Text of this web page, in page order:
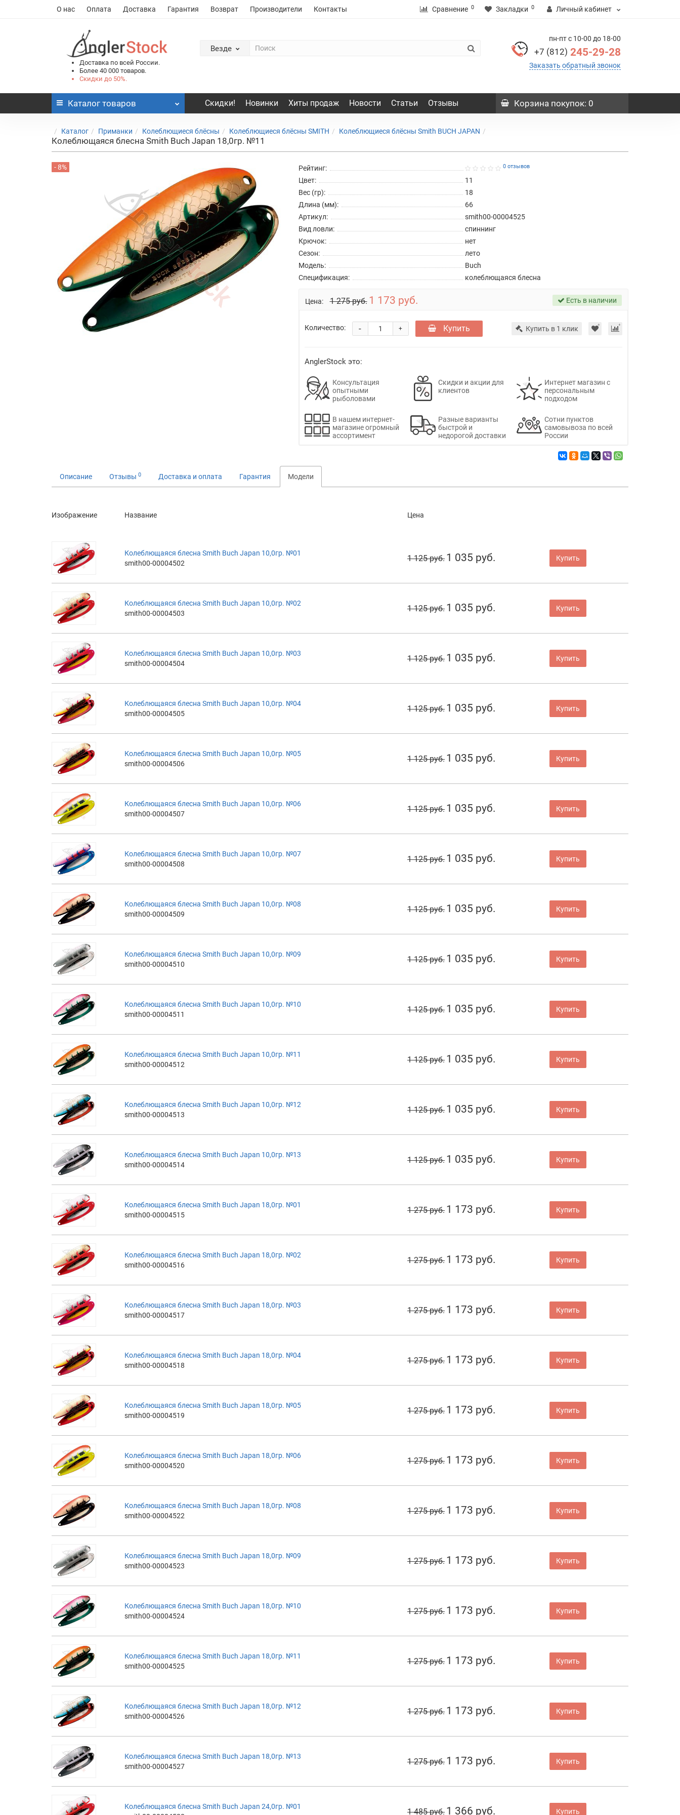
О нас Оплата Доставка Гарантия Возврат Производители Контакты Сравнение 0 Закладки 0 Личный кабинет
Доставка по всей России.
Более 40 000 товаров.
Скидки до 50%.
Везде
пн-пт с 10-00 до 18-00
+7 (812) 245-29-28
Заказать обратный звонок
Каталог товаров Скидки! Новинки Хиты продаж Новости Статьи Отзывы Корзина покупок: 0
Каталог Приманки Колеблющиеся блёсны Колеблющиеся блёсны SMITH Колеблющиеся блёсны Smith BUCH JAPAN
Колеблющаяся блесна Smith Buch Japan 18,0гр. №11
- 8% Рейтинг: 0 отзывов
Цвет:
11
Вес (гр):
18
Длина (мм):
66
Артикул:
smith00-00004525
Вид ловли:
спиннинг
Крючок:
нет
Сезон:
лето
Модель:
Buch
Спецификация:
колеблющаяся блесна
Цена: 1 275 руб. 1 173 руб. Есть в наличии
Количество: +
- Купить Купить в 1 клик
AnglerStock это:
Консультация
опытными
рыболовами
Скидки и акции для
клиентов
Интернет магазин с
персональным
подходом
В нашем интернет-
магазине огромный
ассортимент
Разные варианты
быстрой и
недорогой доставки
Сотни пунктов
самовывоза по всей
России
Описание Отзывы 0 Доставка и оплата Гарантия Модели
Изображение Название Цена
Колеблющаяся блесна Smith Buch Japan 10,0гр. №01
smith00-00004502
1 125 руб. 1 035 руб. Купить
Колеблющаяся блесна Smith Buch Japan 10,0гр. №02
smith00-00004503
1 125 руб. 1 035 руб. Купить
Колеблющаяся блесна Smith Buch Japan 10,0гр. №03
smith00-00004504
1 125 руб. 1 035 руб. Купить
Колеблющаяся блесна Smith Buch Japan 10,0гр. №04
smith00-00004505
1 125 руб. 1 035 руб. Купить
Колеблющаяся блесна Smith Buch Japan 10,0гр. №05
smith00-00004506
1 125 руб. 1 035 руб. Купить
Колеблющаяся блесна Smith Buch Japan 10,0гр. №06
smith00-00004507
1 125 руб. 1 035 руб. Купить
Колеблющаяся блесна Smith Buch Japan 10,0гр. №07
smith00-00004508
1 125 руб. 1 035 руб. Купить
Колеблющаяся блесна Smith Buch Japan 10,0гр. №08
smith00-00004509
1 125 руб. 1 035 руб. Купить
Колеблющаяся блесна Smith Buch Japan 10,0гр. №09
smith00-00004510
1 125 руб. 1 035 руб. Купить
Колеблющаяся блесна Smith Buch Japan 10,0гр. №10
smith00-00004511
1 125 руб. 1 035 руб. Купить
Колеблющаяся блесна Smith Buch Japan 10,0гр. №11
smith00-00004512
1 125 руб. 1 035 руб. Купить
Колеблющаяся блесна Smith Buch Japan 10,0гр. №12
smith00-00004513
1 125 руб. 1 035 руб. Купить
Колеблющаяся блесна Smith Buch Japan 10,0гр. №13
smith00-00004514
1 125 руб. 1 035 руб. Купить
Колеблющаяся блесна Smith Buch Japan 18,0гр. №01
smith00-00004515
1 275 руб. 1 173 руб. Купить
Колеблющаяся блесна Smith Buch Japan 18,0гр. №02
smith00-00004516
1 275 руб. 1 173 руб. Купить
Колеблющаяся блесна Smith Buch Japan 18,0гр. №03
smith00-00004517
1 275 руб. 1 173 руб. Купить
Колеблющаяся блесна Smith Buch Japan 18,0гр. №04
smith00-00004518
1 275 руб. 1 173 руб. Купить
Колеблющаяся блесна Smith Buch Japan 18,0гр. №05
smith00-00004519
1 275 руб. 1 173 руб. Купить
Колеблющаяся блесна Smith Buch Japan 18,0гр. №06
smith00-00004520
1 275 руб. 1 173 руб. Купить
Колеблющаяся блесна Smith Buch Japan 18,0гр. №08
smith00-00004522
1 275 руб. 1 173 руб. Купить
Колеблющаяся блесна Smith Buch Japan 18,0гр. №09
smith00-00004523
1 275 руб. 1 173 руб. Купить
Колеблющаяся блесна Smith Buch Japan 18,0гр. №10
smith00-00004524
1 275 руб. 1 173 руб. Купить
Колеблющаяся блесна Smith Buch Japan 18,0гр. №11
smith00-00004525
1 275 руб. 1 173 руб. Купить
Колеблющаяся блесна Smith Buch Japan 18,0гр. №12
smith00-00004526
1 275 руб. 1 173 руб. Купить
Колеблющаяся блесна Smith Buch Japan 18,0гр. №13
smith00-00004527
1 275 руб. 1 173 руб. Купить
Колеблющаяся блесна Smith Buch Japan 24,0гр. №01
1 485 руб. 1 366 руб. Купить